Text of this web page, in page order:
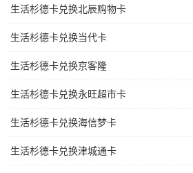
生活杉德卡兑换北辰购物卡
生活杉德卡兑换当代卡
生活杉德卡兑换京客隆
生活杉德卡兑换永旺超市卡
生活杉德卡兑换海信梦卡
生活杉德卡兑换津城通卡